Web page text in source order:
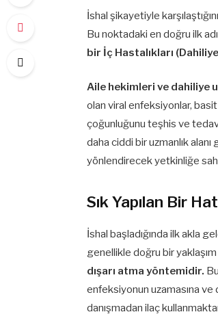
İshal şikayetiyle
Bu noktadaki en doğru ilk
bir İç Hastalıkları
Aile hekimleri ve dahiliye
olan viral enfeksiyonlar,
çoğunluğunu teşhis ve
daha ciddi bir uzmanlık
yönlendirecek yetkinliğe
Sık Yapılan Bir
İshal başladığında ilk akla
genellikle doğru bir
dışarı atma yöntemidir.
enfeksiyonun uzamasına ve
danışmadan ilaç